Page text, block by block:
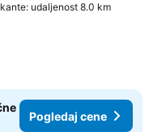
udaljenost 8.0 km
Pogledaj cene